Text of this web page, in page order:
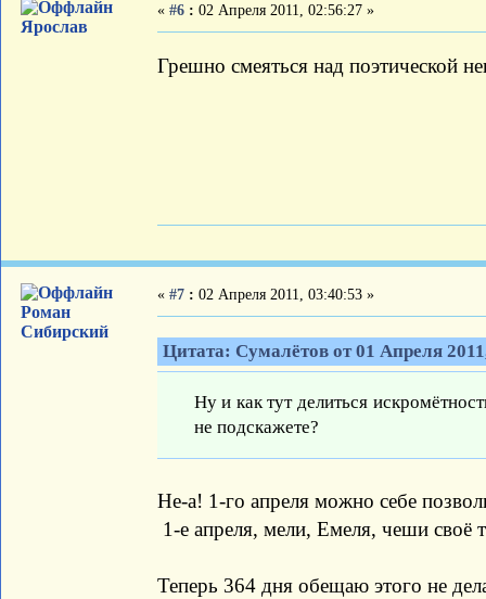
Ярослав
« #6 : 02 Апреля 2011, 02:56:27 »
Грешно смеяться над поэтической
Роман
Сибирский
« #7 : 02 Апреля 2011, 03:40:53 »
Цитата: Сумалётов от 01 Апреля
Ну и как тут делиться
не подскажете?
Не-а! 1-го апреля можно себе
1-е апреля, мели, Емеля, чеши своё
Теперь 364 дня обещаю этого не